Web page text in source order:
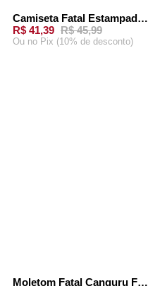
-10%Camiseta Fatal Estampada Preta
R$ 41,39 R$ 45,99
Ou no Pix (10% de desconto)
Moletom Fatal Canguru Fechado Preto